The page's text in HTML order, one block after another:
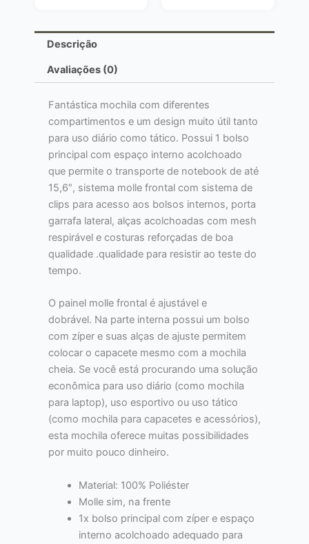
Descrição
Avaliações (0)
Fantástica mochila com diferentes
compartimentos e um design muito útil tanto
para uso diário como tático. Possui 1 bolso
principal com espaço interno acolchoado
que permite o transporte de notebook de até
15,6″, sistema molle frontal com sistema de
clips para acesso aos bolsos internos, porta
garrafa lateral, alças acolchoadas com mesh
respirável e costuras reforçadas de boa
qualidade .qualidade para resistir ao teste do
tempo.
O painel molle frontal é ajustável e
dobrável. Na parte interna possui um bolso
com zíper e suas alças de ajuste permitem
colocar o capacete mesmo com a mochila
cheia. Se você está procurando uma solução
econômica para uso diário (como mochila
para laptop), uso esportivo ou uso tático
(como mochila para capacetes e acessórios),
esta mochila oferece muitas possibilidades
por muito pouco dinheiro.
Material: 100% Poliéster
Molle sim, na frente
1x bolso principal com zíper e espaço
interno acolchoado adequado para